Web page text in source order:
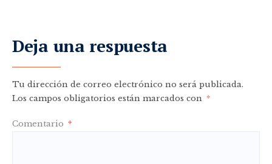
Deja una respuesta
Tu dirección de correo electrónico no será publicada.
Los campos obligatorios están marcados con *
Comentario *